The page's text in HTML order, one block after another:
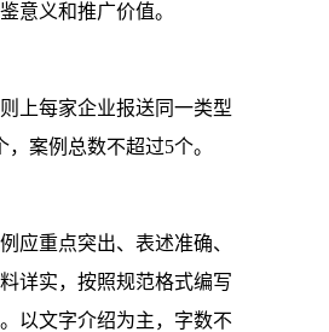
意义和推广价值。
则上每家企业报送同一类型
，案例总数不超过5个。
例应重点突出、表述准确、
详实，按照规范格式编写
。以文字介绍为主，字数不